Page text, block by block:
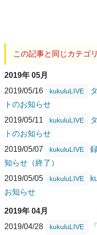
この記事と同じカテゴ
2019年 05月
2019/05/16
kukuluLIVE
トのお知らせ
2019/05/11
kukuluLIVE
トのお知らせ
2019/05/07
kukuluLIVE
知らせ（終了）
2019/05/05
kukuluLIVE
お知らせ
2019年 04月
2019/04/28
kukuluLIVE